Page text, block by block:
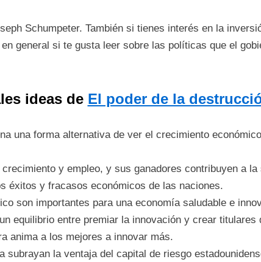
Schumpeter. También si tienes interés en la
general si te gusta leer sobre las políticas que el
ideas de El poder de la
una forma alternativa de ver el crecimiento
y empleo, y sus ganadores contribuyen a la
éxitos y fracasos económicos de las naciones.
son importantes para una economía saludable e
equilibrio entre premiar la innovación y crear titulares
anima a los mejores a innovar más.
subrayan la ventaja del capital de riesgo